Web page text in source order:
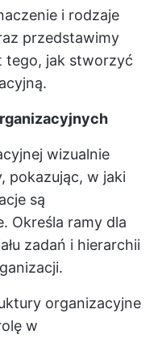
i rodzaje
przedstawimy
tego, jak stworzyć
wizualnie
pokazując, w jaki
są
Określa ramy dla
zadań i hierarchii
organizacyjne
w